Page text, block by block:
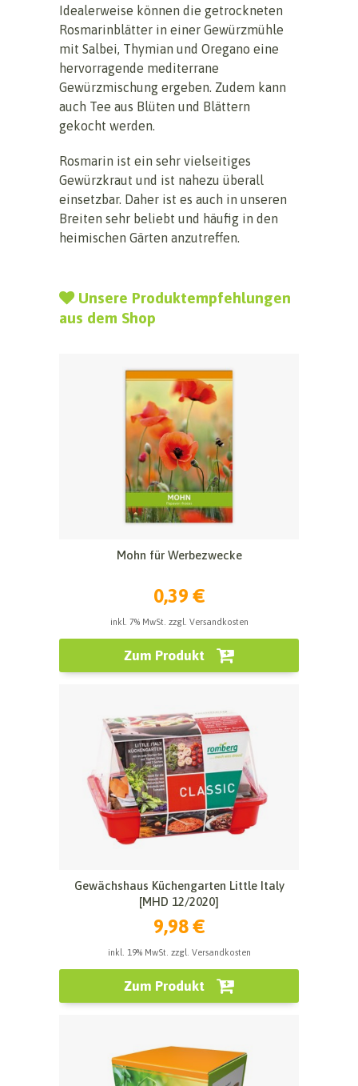
Idealerweise können die getrockneten
Rosmarinblätter in einer Gewürzmühle
mit Salbei, Thymian und Oregano eine
hervorragende mediterrane
Gewürzmischung ergeben. Zudem kann
auch Tee aus Blüten und Blättern
gekocht werden.
Rosmarin ist ein sehr vielseitiges
Gewürzkraut und ist nahezu überall
einsetzbar. Daher ist es auch in unseren
Breiten sehr beliebt und häufig in den
heimischen Gärten anzutreffen.
Unsere Produktempfehlungen
aus dem Shop
Mohn für Werbezwecke
0,39 €
inkl. 7% MwSt. zzgl. Versandkosten
Zum Produkt
Gewächshaus Küchengarten Little Italy
[MHD 12/2020]
9,98 €
inkl. 19% MwSt. zzgl. Versandkosten
Zum Produkt